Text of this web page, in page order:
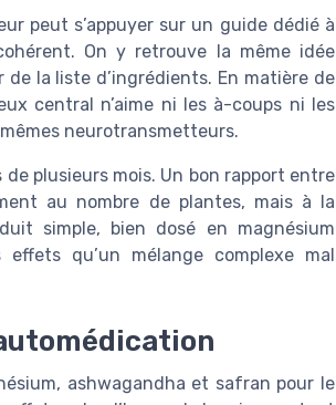
peut s’appuyer sur un guide dédié à
On y retrouve la même idée
la liste d’ingrédients. En matière de
central n’aime ni les à-coups ni les
neurotransmetteurs.
plusieurs mois. Un bon rapport entre
au nombre de plantes, mais à la
simple, bien dosé en magnésium
qu’un mélange complexe mal
ashwagandha et safran pour le